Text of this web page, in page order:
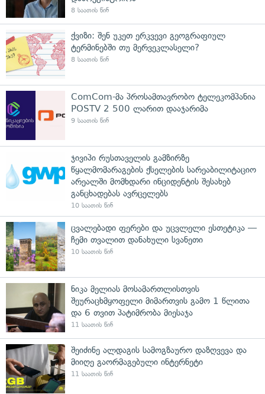
8 საათის წინ
ქვიზი: შენ უკეთ ერკვევი გეოგრაფიულ
ტერმინებში თუ მერვეკლასელი?
8 საათის წინ
ComCom-მა პროსამთავრობო ტელეკომპანია
POSTV 2 500 ლარით დააჯარიმა
9 საათის წინ
ჯივიპი რუსთაველის გამზირზე
წყალმომარაგების ქსელების სარეაბილიტაციო
არეალში მომხდარი ინციდენტის შესახებ
განცხადებას ავრცელებს
10 საათის წინ
ცვალებადი ფერები და უცვლელი ესთეტიკა —
ჩემი თვალით დანახული სვანეთი
10 საათის წინ
ნიკა მელიას მოსამართლისთვის
შეურაცხმყოფელი მიმართვის გამო 1 წლითა
და 6 თვით პატიმრობა მიესაჯა
11 საათის წინ
შეიძინე ალდაგის სამოგზაურო დაზღვევა და
მიიღე გაორმაგებული ინტერნეტი
11 საათის წინ